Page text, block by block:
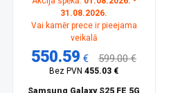
31.08.2026.
Vai kamēr prece ir pieejama
veikalā
550.59 € 599.00 €
Bez PVN455.03 €
Samsung Galaxy S25 FE 5G